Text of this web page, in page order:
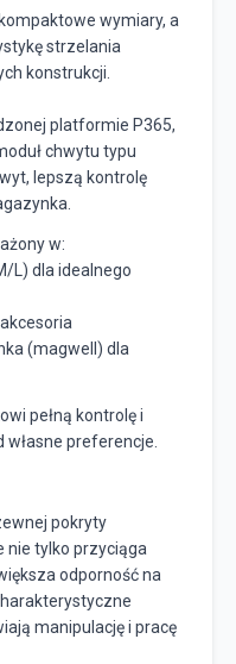
wymiary, a
strzelania
konstrukcji.
platformie P365,
chwytu typu
lepszą kontrolę
w:
L) dla idealnego
(magwell) dla
pełną kontrolę i
preferencje.
pokryty
nie tylko przyciąga
odporność na
manipulację i pracę